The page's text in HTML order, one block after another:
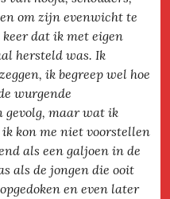
om zijn evenwicht te
dat ik met eigen
hersteld was. Ik
ik begreep wel hoe
wurgende
gevolg, maar wat ik
kon me niet voorstellen
als een galjoen in de
als de jongen die ooit
en even later